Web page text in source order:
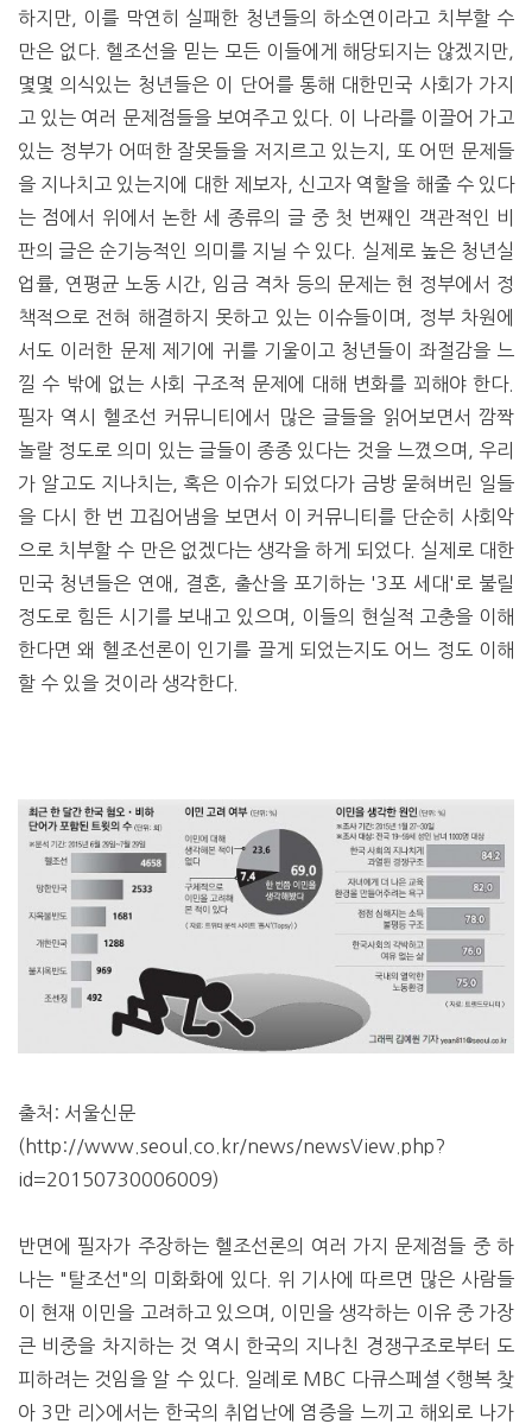
하지만, 이를 막연히 실패한 청년들의 하소연이라고 치부할 수
만은 없다. 헬조선을 믿는 모든 이들에게 해당되지는 않겠지만,
몇몇 의식있는 청년들은 이 단어를 통해 대한민국 사회가 가지
고 있는 여러 문제점들을 보여주고 있다. 이 나라를 이끌어 가고
있는 정부가 어떠한 잘못들을 저지르고 있는지, 또 어떤 문제들
을 지나치고 있는지에 대한 제보자, 신고자 역할을 해줄 수 있다
는 점에서 위에서 논한 세 종류의 글 중 첫 번째인 객관적인 비
판의 글은 순기능적인 의미를 지닐 수 있다. 실제로 높은 청년실
업률, 연평균 노동 시간, 임금 격차 등의 문제는 현 정부에서 정
책적으로 전혀 해결하지 못하고 있는 이슈들이며, 정부 차원에
서도 이러한 문제 제기에 귀를 기울이고 청년들이 좌절감을 느
낄 수 밖에 없는 사회 구조적 문제에 대해 변화를 꾀해야 한다.
필자 역시 헬조선 커뮤니티에서 많은 글들을 읽어보면서 깜짝
놀랄 정도로 의미 있는 글들이 종종 있다는 것을 느꼈으며, 우리
가 알고도 지나치는, 혹은 이슈가 되었다가 금방 묻혀버린 일들
을 다시 한 번 끄집어냄을 보면서 이 커뮤니티를 단순히 사회악
으로 치부할 수 만은 없겠다는 생각을 하게 되었다. 실제로 대한
민국 청년들은 연애, 결혼, 출산을 포기하는 '3포 세대'로 불릴
정도로 힘든 시기를 보내고 있으며, 이들의 현실적 고충을 이해
한다면 왜 헬조선론이 인기를 끌게 되었는지도 어느 정도 이해
할 수 있을 것이라 생각한다.
출처: 서울신문
(http://www.seoul.co.kr/news/newsView.php?
id=20150730006009)
반면에 필자가 주장하는 헬조선론의 여러 가지 문제점들 중 하
나는 "탈조선"의 미화화에 있다. 위 기사에 따르면 많은 사람들
이 현재 이민을 고려하고 있으며, 이민을 생각하는 이유 중 가장
큰 비중을 차지하는 것 역시 한국의 지나친 경쟁구조로부터 도
피하려는 것임을 알 수 있다. 일례로 MBC 다큐스페셜 <행복 찾
아 3만 리>에서는 한국의 취업난에 염증을 느끼고 해외로 나가